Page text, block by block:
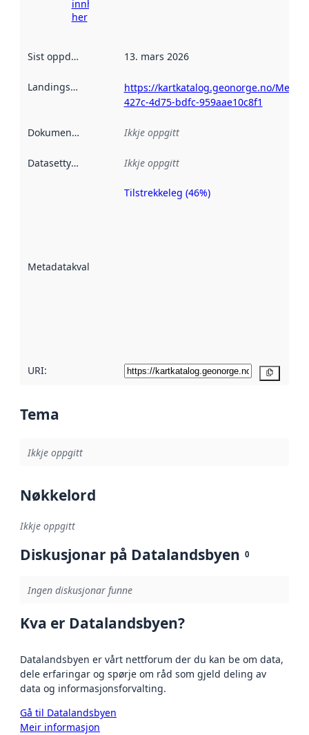
innhenting
her
Sist oppdatert 13. mars 2026
Landingsside
https://kartkatalog.geonorge.no/
427c-4d75-bdfc-959aae10c8f1
Dokumentasjon Ikkje oppgitt
Datasettype Ikkje oppgitt
Metadatakvalitet
Metadatakvalitet
Tilstrekkeleg (46%)
URI:
Tema
Ikkje oppgitt
Nøkkelord
Ikkje oppgitt
Diskusjonar på Datalandsbyen 0
Ingen diskusjonar funne
Kva er Datalandsbyen?
Datalandsbyen er vårt nettforum der du kan be om data,
dele erfaringar og spørje om råd som gjeld deling av
data og informasjonsforvalting.
Gå til Datalandsbyen
Meir informasjon